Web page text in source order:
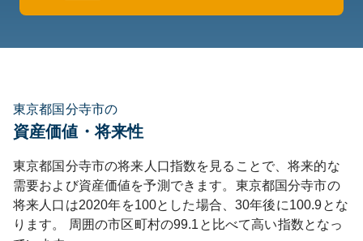
東京都国分寺市の
資産価値・将来性
東京都国分寺市の将来人口指数を見ることで、将来的な
需要および資産価値を予測できます。 東京都国分寺市の
将来人口は2020年を100とした場合、30年後に100.9とな
ります。
周囲の市区町村の99.1 と比べて高い指数となっ